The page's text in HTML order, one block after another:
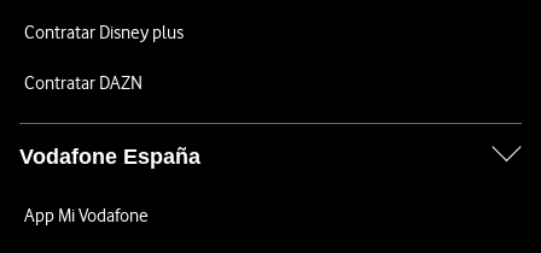
Contratar Disney plus
Contratar DAZN
Vodafone España
App Mi Vodafone